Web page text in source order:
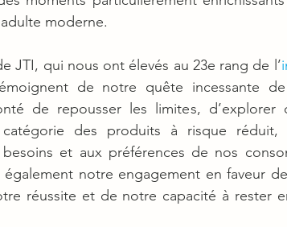
moderne.
JTI, qui nous ont élevés au 23e rang de l’
de notre quête incessante
de repousser les limites, d’explorer
des produits à risque réduit,
et aux préférences de nos
notre engagement en faveur
réussite et de notre capacité à rester